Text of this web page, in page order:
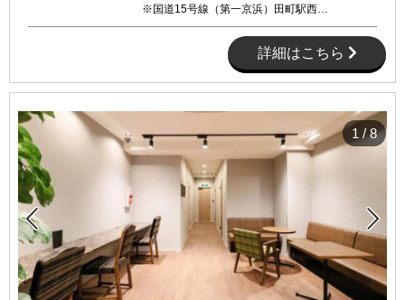
※国道15号線（第一京浜）田町駅西…
詳細はこちら
 
1 /8